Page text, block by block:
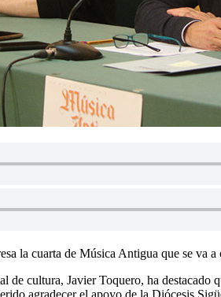
la cuarta de Música Antigua que se va
de cultura, Javier Toquero, ha
agradecer el apoyo de la Diócesis